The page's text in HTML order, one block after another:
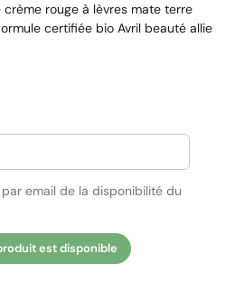
rouge à lèvres mate terre
certifiée bio Avril beauté allie
email de la disponibilité du
est disponible